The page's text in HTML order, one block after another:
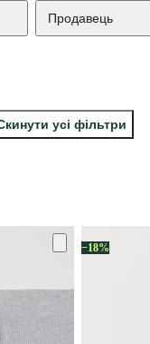
Продавець
усі фільтри
−18%